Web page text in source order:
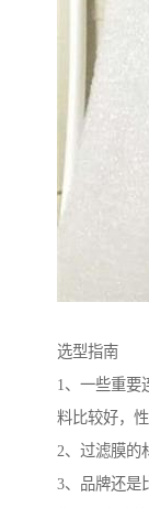
选型指南
1、一些重要
料比较好，
2、过滤膜的
3、品牌还是